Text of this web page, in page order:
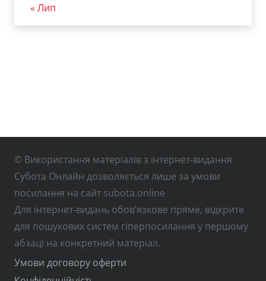
« Лип
© Використання матеріалів з інтернет-видання
Субота Онлайн дозволяється лише за умови
посилання на сайт subota.online
Для інтернет-видань обов’язкове пряме, відкрите
для пошукових систем гіперпосилання у першому
абзаці на конкретний матеріал.
Умови договору оферти